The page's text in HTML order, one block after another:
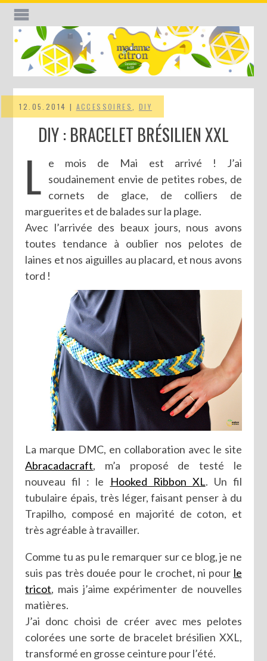
12.05.2014 | ACCESSOIRES DIY
DIY : BRACELET BRÉSILIEN XXL
L e mois de Mai est arrivé ! J’ai
soudainement envie de petites robes, de
cornets de glace, de colliers de
marguerites et de balades sur la plage.
Avec l’arrivée des beaux jours, nous avons
toutes tendance à oublier nos pelotes de
laines et nos aiguilles au placard, et nous avons
tord !
La marque DMC, en collaboration avec le site
Abracadacraft, m’a proposé de testé le
nouveau fil : le
Hooked Ribbon XL. Un fil
tubulaire épais, très léger, faisant penser à du
Trapilho, composé en majorité de coton, et
très agréable à travailler.
Comme tu as pu le remarquer sur ce blog, je ne
suis pas très douée pour le crochet, ni pour le
tricot, mais j’aime expérimenter de nouvelles
matières.
J’ai donc choisi de créer avec mes pelotes
colorées une sorte de bracelet brésilien XXL,
transformé en grosse ceinture pour l’été.